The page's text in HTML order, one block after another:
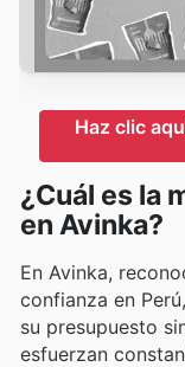
Haz clic
¿Cuál es la
en Avinka?
En Avinka,
confianza en
su presupuesto
esfuerzan